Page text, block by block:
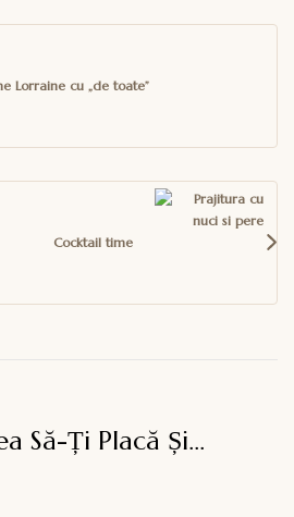
Lorraine cu „de toate”
Cocktail time
Să-Ți Placă Și...